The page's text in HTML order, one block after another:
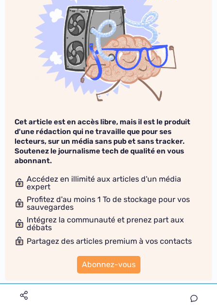
Cet article est en accès libre, mais il est le produit
d'une rédaction qui ne travaille que pour ses
lecteurs, sur un média sans pub et sans tracker.
Soutenez le journalisme tech de qualité en vous
abonnant.
Accédez en illimité aux articles d'un média
expert
Profitez d'au moins 1 To de stockage pour vos
sauvegardes
Intégrez la communauté et prenez part aux
débats
Partagez des articles premium à vos contacts
Abonnez-vous